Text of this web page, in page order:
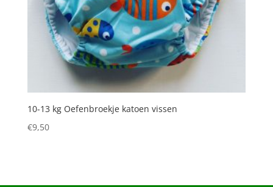
10-13 kg Oefenbroekje katoen vissen
€9,50